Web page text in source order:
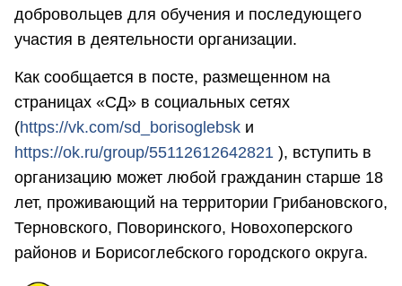
добровольцев для обучения и последующего
участия в деятельности организации.
Как сообщается в посте, размещенном на
страницах «СД» в социальных сетях
(https://vk.com/sd_borisoglebsk и
https://ok.ru/group/55112612642821 ), вступить в
организацию может любой гражданин старше 18
лет, проживающий на территории Грибановского,
Терновского, Поворинского, Новохоперского
районов и Борисоглебского городского округа.